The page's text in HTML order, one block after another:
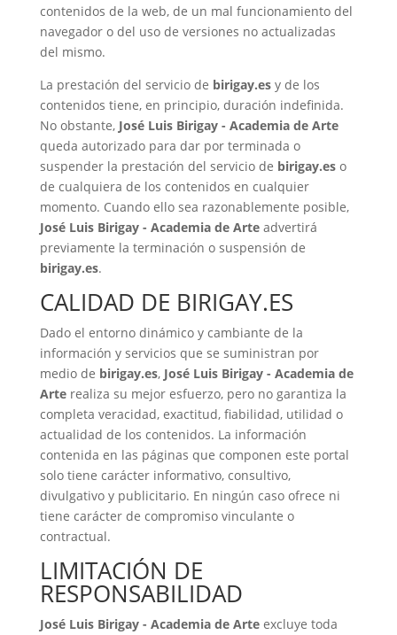
contenidos de la web, de un mal funcionamiento del
navegador o del uso de versiones no actualizadas
del mismo.
La prestación del servicio de birigay.esy de los
contenidos tiene, en principio, duración indefinida.
No obstante, José Luis Birigay - Academia de Arte
queda autorizado para dar por terminada o
suspender la prestación del servicio de birigay.eso
de cualquiera de los contenidos en cualquier
momento. Cuando ello sea razonablemente posible,
José Luis Birigay - Academia de Arteadvertirá
previamente la terminación o suspensión de
birigay.es.
CALIDAD DE BIRIGAY.ES
Dado el entorno dinámico y cambiante de la
información y servicios que se suministran por
medio de birigay.es, José Luis Birigay - Academia de
Arterealiza su mejor esfuerzo, pero no garantiza la
completa veracidad, exactitud, fiabilidad, utilidad o
actualidad de los contenidos. La información
contenida en las páginas que componen este portal
solo tiene carácter informativo, consultivo,
divulgativo y publicitario. En ningún caso ofrece ni
tiene carácter de compromiso vinculante o
contractual.
LIMITACIÓN DE
RESPONSABILIDAD
José Luis Birigay - Academia de Arteexcluye toda